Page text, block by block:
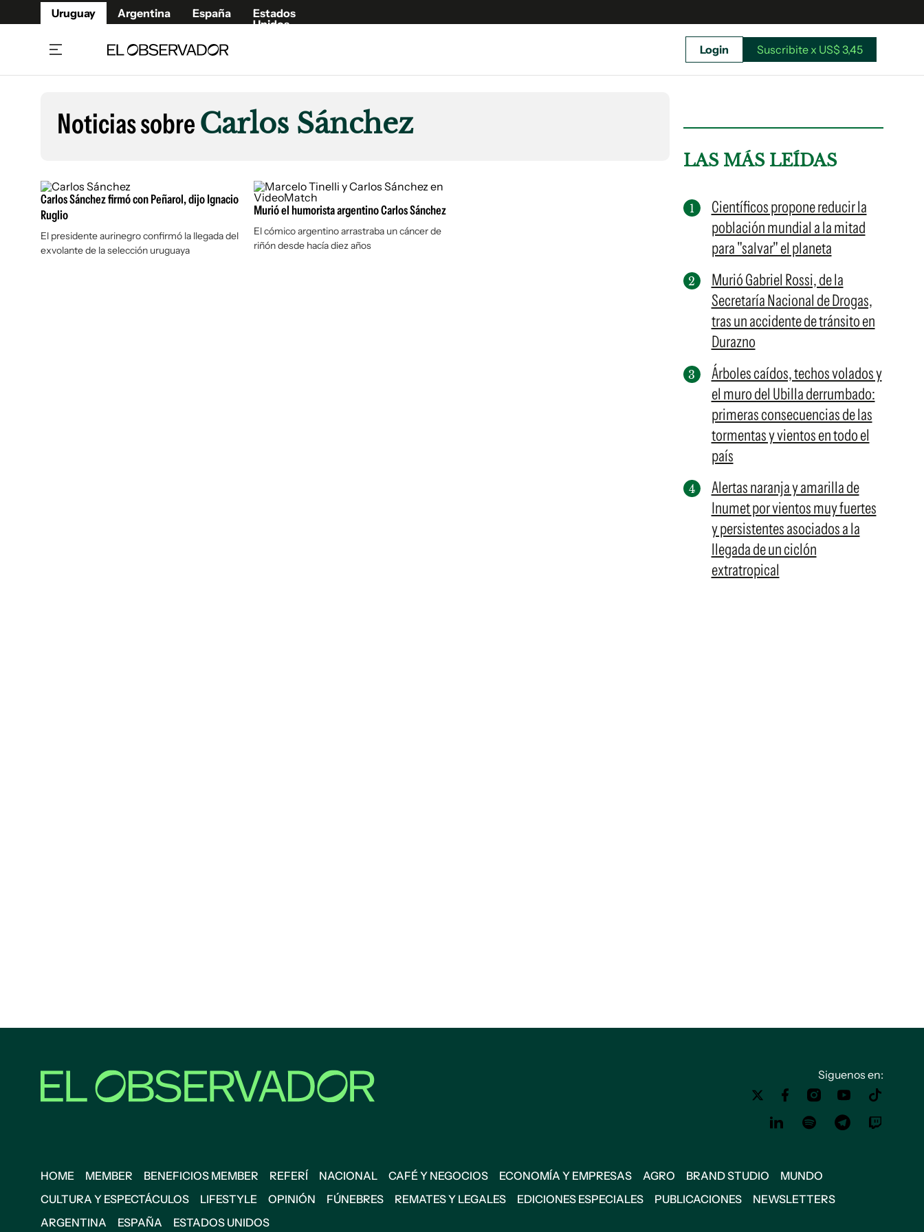
Uruguay Argentina España
Estados
Unidos
Beneficios Member
Café y Negocios
Economía y Empresas
Agro
Brand Studio
Fúnebres
Publicaciones
Newsletters
Argentina
España
Suscribite x US$ 3,45
Login Suscribite x US$ 3,45
Noticias sobreCarlos Sánchez
Carlos Sánchez firmó con Peñarol, dijo Ignacio
Ruglio
El presidente aurinegro confirmó la llegada del
exvolante de la selección uruguaya
Murió el humorista argentino Carlos Sánchez
El cómico argentino arrastraba un cáncer de
riñón desde hacía diez años
LAS MÁS LEÍDAS
Científicos propone reducir la
población mundial a la mitad
para "salvar" el planeta
Murió Gabriel Rossi, de la
Secretaría Nacional de Drogas,
tras un accidente de tránsito en
Durazno
Árboles caídos, techos volados y
el muro del Ubilla derrumbado:
primeras consecuencias de las
tormentas y vientos en todo el
país
Alertas naranja y amarilla de
Inumet por vientos muy fuertes
y persistentes asociados a la
llegada de un ciclón
extratropical
Siguenos en:
HOME MEMBER BENEFICIOS MEMBER REFERÍ NACIONAL CAFÉ Y NEGOCIOS ECONOMÍA Y EMPRESAS AGRO BRAND STUDIO
MUNDO
CULTURA Y ESPECTÁCULOS
LIFESTYLE OPINIÓN FÚNEBRES REMATES Y LEGALES EDICIONES ESPECIALES PUBLICACIONES
NEWSLETTERS
ARGENTINA
ESPAÑA ESTADOS UNIDOS